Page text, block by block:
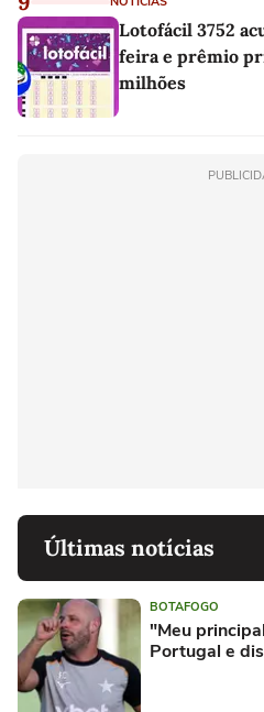
Lotofácil 3752
feira e prêmio
milhões
Últimas notícias
BOTAFOGO
"Meu
Portugal e